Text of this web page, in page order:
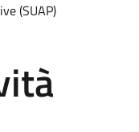
(SUAP)